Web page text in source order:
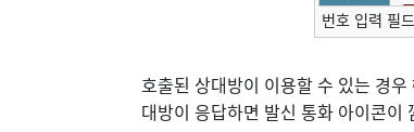
번호 입력 필
호출된 상대방이 이용할 수 있는 경
대방이 응답하면 발신 통화 아이콘이